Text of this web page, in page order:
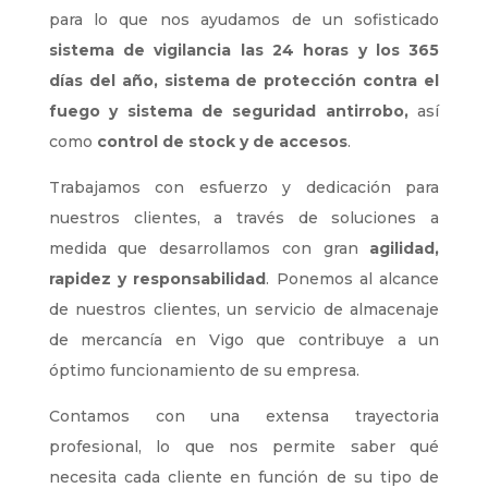
para lo que nos ayudamos de un sofisticado
sistema de vigilancia las 24 horas y los 365
días del año, sistema de protección contra el
fuego y sistema de seguridad antirrobo,así
como control de stock y de accesos.
Trabajamos con esfuerzo y dedicación para
nuestros clientes, a través de soluciones a
medida que desarrollamos con gran agilidad,
rapidez y responsabilidad. Ponemos al alcance
de nuestros clientes, un servicio de almacenaje
de mercancía en Vigo que contribuye a un
óptimo funcionamiento de su empresa.
Contamos con una extensa trayectoria
profesional, lo que nos permite saber qué
necesita cada cliente en función de su tipo de